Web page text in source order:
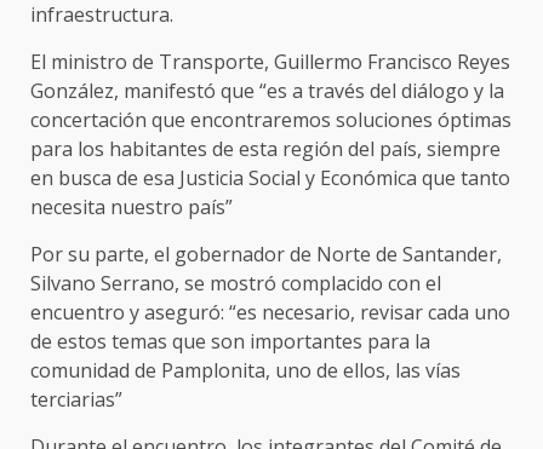
infraestructura.
El ministro de Transporte, Guillermo Francisco Reyes
González, manifestó que “es a través del diálogo y la
concertación que encontraremos soluciones óptimas
para los habitantes de esta región del país, siempre
en busca de esa Justicia Social y Económica que tanto
necesita nuestro país”
Por su parte, el gobernador de Norte de Santander,
Silvano Serrano, se mostró complacido con el
encuentro y aseguró: “es necesario, revisar cada uno
de estos temas que son importantes para la
comunidad de Pamplonita, uno de ellos, las vías
terciarias”